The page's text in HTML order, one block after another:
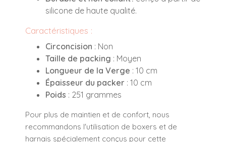
silicone de haute qualité.
Caractéristiques :
Circoncision : Non
Taille de packing : Moyen
Longueur de la Verge : 10 cm
Épaisseur du packer : 10 cm
Poids : 251 grammes
Pour plus de maintien et de confort, nous
recommandons l'utilisation de boxers et de
harnais spécialement conçus pour cette